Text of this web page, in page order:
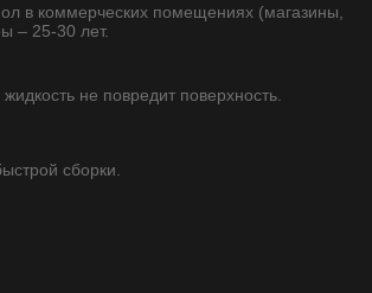
в коммерческих помещениях (магазины,
– 25-30 лет.
не повредит поверхность.
сборки.